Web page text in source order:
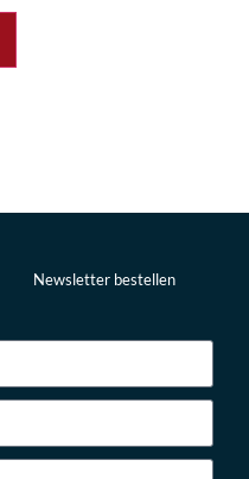
Newsletter bestellen